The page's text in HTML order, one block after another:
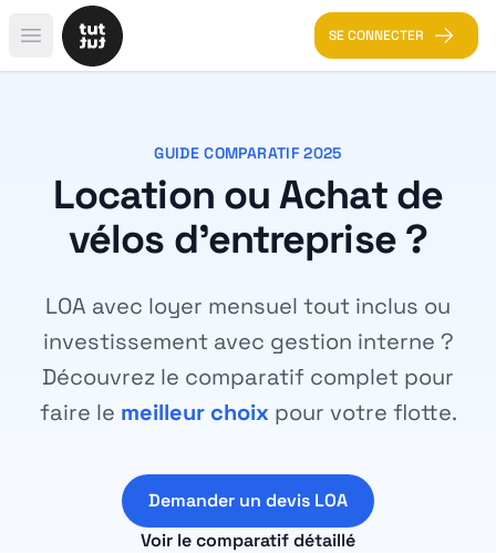
Open main menu SE CONNECTER
GUIDE COMPARATIF 2025
Location ou Achat de
vélos d'entreprise ?
LOA avec loyer mensuel tout inclus ou
investissement avec gestion interne ?
Découvrez le comparatif complet pour
faire le meilleur choix pour votre flotte.
Demander un devis LOA
Voir le comparatif détaillé